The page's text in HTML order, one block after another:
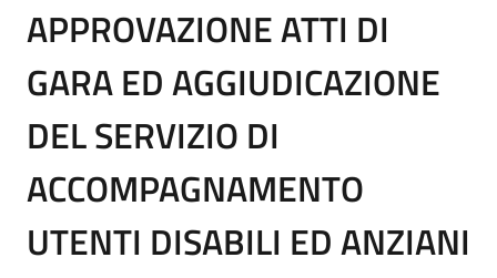
APPROVAZIONE ATTI DI
GARA ED AGGIUDICAZIONE
DEL SERVIZIO DI
ACCOMPAGNAMENTO
UTENTI DISABILI ED ANZIANI